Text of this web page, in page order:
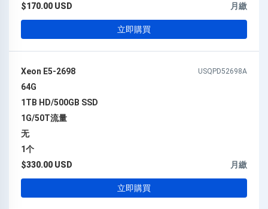
$170.00 USD
月繳
立即購買
Xeon E5-2698 USQPD52698A
64G
1TB HD/500GB SSD
1G/50T流量
无
1个
$330.00 USD
月繳
立即購買